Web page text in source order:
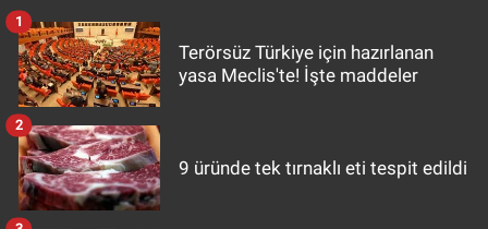
Terörsüz Türkiye için hazırlanan
yasa Meclis'te! İşte maddeler
1
9 üründe tek tırnaklı eti tespit edildi
2